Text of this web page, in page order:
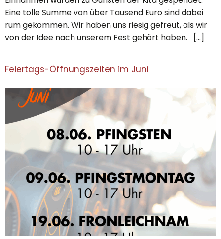
Eine tolle Summe von über Tausend Euro sind dabei
rum gekommen. Wir haben uns riesig gefreut, als wir
von der Idee nach unserem Fest gehört haben. […]
Feiertags-Öffnungszeiten im Juni